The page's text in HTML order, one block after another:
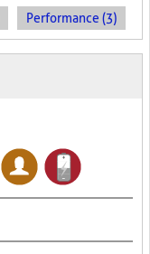
Performance (3)